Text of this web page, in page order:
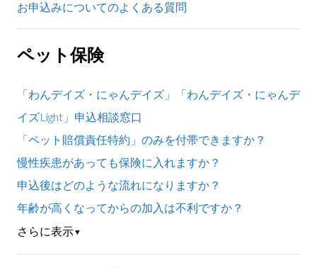
お申込みについてのよくある質問
ペット保険
「わんデイズ・にゃんデイズ」「わんデイズ・にゃんデ
イズLight」申込相談窓口
「ペット賠償責任特約」のみを付帯できますか？
慢性疾患があっても保険に入れますか？
申込後はどのような流れになりますか？
年齢が高くなってからの加入は不利ですか？
さらに表示▼